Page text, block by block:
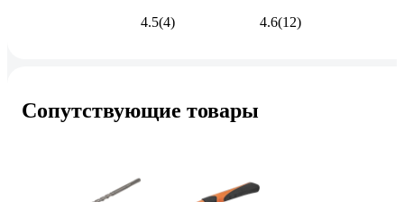
4.5(4)
4.6(12)
Сопутствующие товары